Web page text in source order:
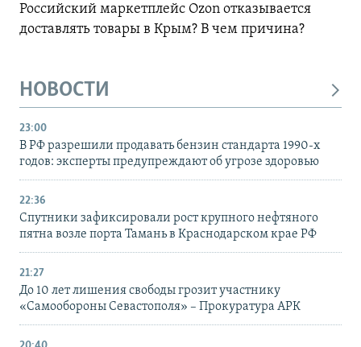
Российский маркетплейс Ozon отказывается
доставлять товары в Крым? В чем причина?
НОВОСТИ
23:00
В РФ разрешили продавать бензин стандарта 1990-х
годов: эксперты предупреждают об угрозе здоровью
22:36
Спутники зафиксировали рост крупного нефтяного
пятна возле порта Тамань в Краснодарском крае РФ
21:27
До 10 лет лишения свободы грозит участнику
«Самообороны Севастополя» – Прокуратура АРК